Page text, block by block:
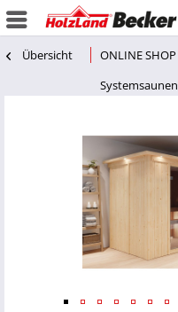
Übersicht ONLINE SHOP
Systemsaunen